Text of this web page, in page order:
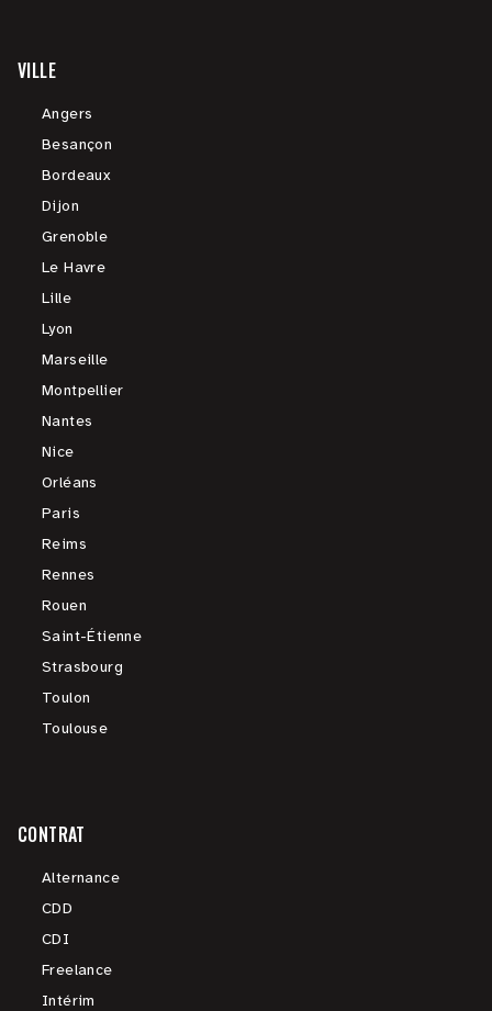
VILLE
Angers
Besançon
Bordeaux
Dijon
Grenoble
Le Havre
Lille
Lyon
Marseille
Montpellier
Nantes
Nice
Orléans
Paris
Reims
Rennes
Rouen
Saint-Étienne
Strasbourg
Toulon
Toulouse
CONTRAT
Alternance
CDD
CDI
Freelance
Intérim